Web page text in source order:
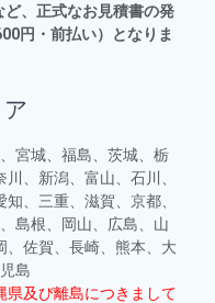
、 正式なお見積書の発
円・前払い）となりま
宮城、福島、茨城、栃
、新潟、富山、石川、
、三重、滋賀、京都、
島根、岡山、広島、山
、佐賀、長崎、熊本、大
島
及び離島につきまして